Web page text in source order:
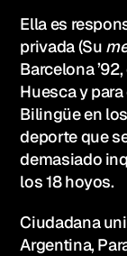
Ella es
privada (Su
Barcelona
Huesca y
Bilingüe en
deporte que
demasiado
los 18 hoyos.
Ciudadana
Argentina,